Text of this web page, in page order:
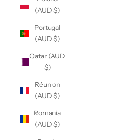
(AUD $)
Portugal
(AUD $)
Qatar (AUD
$)
Réunion
(AUD $)
Romania
(AUD $)